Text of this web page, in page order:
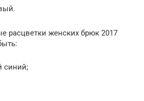
расцветки женских брюк 2017
синий;